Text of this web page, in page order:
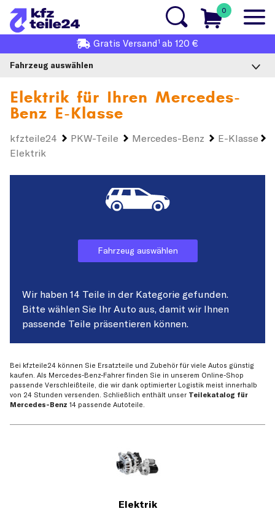
0
Gratis Versand1 ab 120 €
Fahrzeug auswählen
Elektrik für Ihren Mercedes-
Benz E-Klasse
kfzteile24 PKW-Teile Mercedes-Benz
E-Klasse
Elektrik
Fahrzeug auswählen
Wir haben 14 Teile in der Kategorie gefunden.
Bitte wählen Sie Ihr Auto aus, damit wir Ihnen
passende Teile präsentieren können.
Bei kfzteile24 können Sie Ersatzteile und Zubehör für viele Autos günstig
kaufen. Als Mercedes-Benz-Fahrer finden Sie in unserem Online-Shop
passende Verschleißteile, die wir dank optimierter Logistik meist innerhalb
von 24 Stunden versenden. Schließlich enthält unser Teilekatalog für
Mercedes-Benz 14 passende Autoteile.
Elektrik